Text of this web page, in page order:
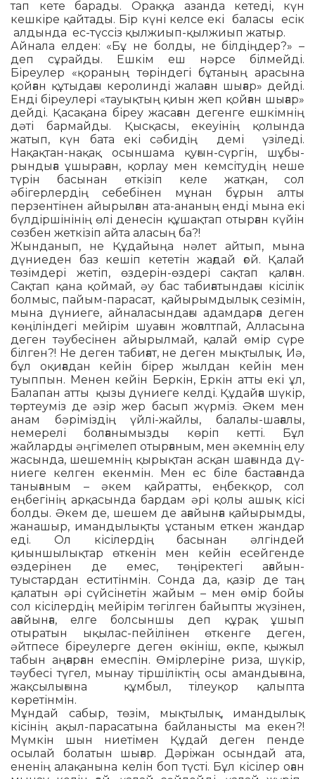
тап кете барады. Ораққа азанда кетеді, күн
кешкіре қайтады. Бір күні келсе екі баласы есік
алдында ес-түссіз қылжиып-қылжиып жатыр.
Айнала елден: «Бұ не болды, не біл­діңдер?» –
деп сұрайды. Ешкім еш нәрсе білмейді.
Біреулер «қораның төріндегі бұтаның арасына
қойған құтыдағы керолинді жалаған шығар» дейді.
Енді біреулері «тауықтың қиын жеп қойған шығар»
дейді. Қасақана біреу жасаған дегенге ешкімнің
дәті бармайды. Қыс­қасы, екеуінің қолында
жатып, күн бата екі сәбидің демі үзіледі.
Нақақтан-нақақ осыншама қуғын-сүргін, шұбы­
рындыға ұшыраған, қорлау мен кем­сітудің неше
түрін басынан өткізіп келе жатқан, сол
әбігерлердің себебінен мұ­нан бұрын ал­ты
перзентінен айы­рылған ата-ананың енді мына екі
бүлдіршінінің өлі денесін құшақтап отырған күйін
сөзбен жеткізіп айта аласың ба?!
Жынданып, не Құдайыңа нәлет айтып, мына
дүниеден баз кешіп кететін жағ­дай ғой. Қалай
төзімдері жетіп, өз­де­рін-өздері сақтап қалған.
Сақтап қана қоймай, әу бас табиғатындағы кісілік
болмыс, пайым-парасат, қайырымдылық сезімін,
мына дүниеге, айналасындағы адамдарға деген
көңіліндегі мейірім шуа­ғын жоғалтпай, Алласына
деген тәубесінен айырылмай, қалай өмір сүре
білген?! Не деген табиғат, не деген мық­тылық. Иә,
бұл оқиғадан кейін бірер жылдан кейін мен
туыппын. Менен кейін Беркін, Еркін атты екі ұл,
Балапан ат­ты қызы дүниеге келді. Құдайға шү­кір,
төртеуміз де әзір жер басып жүрміз. Әкем мен
анам бәріміздің үйлі-жайлы, балалы-шағалы,
немерелі болғанымыз­ды көріп кетті. Бұл
жайларды әңгімелеп отырғаным, мен әкемнің елу
жасында, шешемнің қырықтан асқан шағында дү­
ниеге келген екенмін. Мен ес біле бастағанда
танығаным – әкем қайратты, еңбекқор, сол
еңбегінің арқасында бардам әрі қолы ашық кісі
болды. Әкем де, шешем де ағайынға қайырымды,
жанашыр, имандылықты ұстаным еткен жандар
еді. Ол кісілердің басынан әлгін­дей
қиыншылықтар өткенін мен кейін есейгенде
өздерінен де емес, төңіректе­гі ағайын-
туыстардан еститінмін. Сонда да, қазір де таң
қалатын әрі сүйсінетін жайым – мен өмір бойы
сол кісілердің мейірім төгілген байыпты жүзінен,
аға­йынға, елге болсыншы деп құрақ ұшып
отыратын ықылас-пейілінен өт­кен­ге деген,
әйтпесе біреулерге деген өкініш, өкпе, қыжыл
табын аңғарған емеспін. Өмірлеріне риза, шүкір,
тәубесі түгел, мынау тіршіліктің осы аманды­ғына,
жақсылығына құмбыл, тілеуқор қа­лыпта
көретінмін.
Мұндай сабыр, төзім, мықтылық, иман­дылық
кісінің ақыл-парасатына байланысты ма екен?!
Мүмкін шын ние­тімен Құдай деген пенде
осылай болатын шығар. Дәріжан осындай ата,
ене­нің алақанына келін боп түсті. Бұл кісі­лер оған